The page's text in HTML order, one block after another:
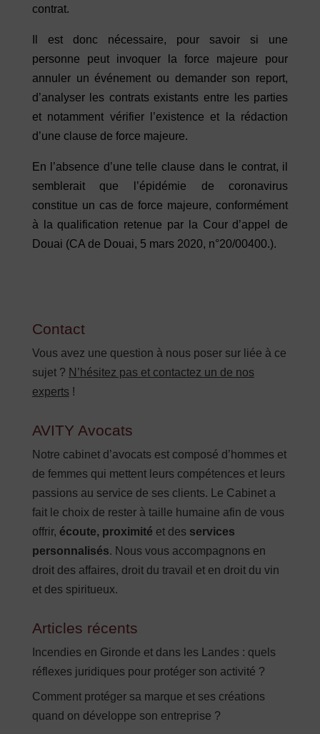
contrat.
Il est donc nécessaire, pour savoir si une
personne peut invoquer la force majeure pour
annuler un événement ou demander son report,
d’analyser les contrats existants entre les parties
et notamment vérifier l’existence et la rédaction
d’une clause de force majeure.
En l’absence d’une telle clause dans le contrat, il
semblerait que l’épidémie de coronavirus
constitue un cas de force majeure, conformément
à la qualification retenue par la Cour d’appel de
Douai (CA de Douai, 5 mars 2020, n°20/00400.).
Contact
Vous avez une question à nous poser sur liée à ce
sujet ? N’hésitez pas et contactez un de nos
experts !
AVITY Avocats
Notre cabinet d’avocats est composé d’hommes et
de femmes qui mettent leurs compétences et leurs
passions au service de ses clients. Le Cabinet a
fait le choix de rester à taille humaine afin de vous
offrir, écoute, proximité et des services
personnalisés. Nous vous accompagnons en
droit des affaires, droit du travail et en droit du vin
et des spiritueux.
Articles récents
Incendies en Gironde et dans les Landes : quels
réflexes juridiques pour protéger son activité ?
Comment protéger sa marque et ses créations
quand on développe son entreprise ?